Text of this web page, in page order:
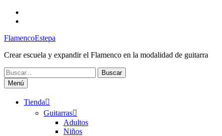
Saltar
FlamencoEstepa
Crear escuela y expandir el Flamenco en la modalidad de guitarra
Buscar:
Menú
Tienda
Guitarras
Adultos
Niños